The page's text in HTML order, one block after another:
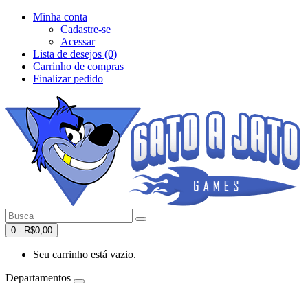
Minha conta
Cadastre-se
Acessar
Lista de desejos (0)
Carrinho de compras
Finalizar pedido
0 - R$0,00
Seu carrinho está vazio.
Departamentos